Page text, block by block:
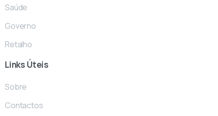
Saúde
Governo
Retalho
Links Úteis
Sobre
Contactos